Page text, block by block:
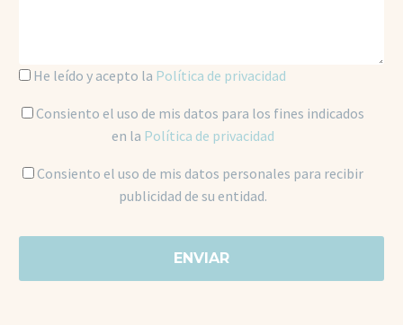
He leído y acepto la Política de privacidad
Consiento el uso de mis datos para los fines indicados
en la Política de privacidad
Consiento el uso de mis datos personales para recibir
publicidad de su entidad.